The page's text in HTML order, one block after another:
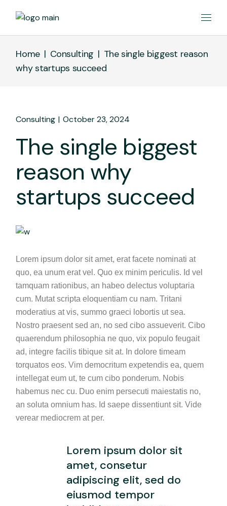
Home Consulting
The single biggest reason
why startups succeed
Consulting October 23, 2024
The single biggest
reason why
startups succeed
Lorem ipsum dolor sit amet, erat facete nominati at
quo, ea unum erat vel. Quo ex minim periculis. Id vel
tamquam rationibus, an habeo delectus voluptaria
cum. Mutat scripta eloquentiam cu nam. Tritani
moderatius at vis, summo graeci lobortis ut sea.
Nostro praesent sed an, no sed cibo assueverit. Cibo
quaerendum philosophia ne quo, vix populo feugait
ad, integre facilis tibique sit at. In dolore timeam
torquatos eos. Vim democritum expetendis ea, quem
intellegat eum ut, te cum cibo ponderum. Nobis
habemus nec cu. Duo enim persecuti maiestatis no,
an soluta omnium has. Id saepe dissentiunt sit. Vide
verear mediocrem at per.
Lorem ipsum dolor sit
amet, consetur
adipiscing elit, sed do
eiusmod tempor